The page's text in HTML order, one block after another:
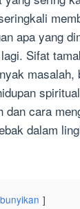
apa yang
Sifat
dan cara
dalam